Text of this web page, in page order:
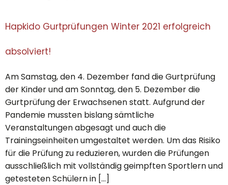
Hapkido Gurtprüfungen Winter 2021 erfolgreich
absolviert!
Am Samstag, den 4. Dezember fand die Gurtprüfung
der Kinder und am Sonntag, den 5. Dezember die
Gurtprüfung der Erwachsenen statt. Aufgrund der
Pandemie mussten bislang sämtliche
Veranstaltungen abgesagt und auch die
Trainingseinheiten umgestaltet werden. Um das Risiko
für die Prüfung zu reduzieren, wurden die Prüfungen
ausschließlich mit vollständig geimpften Sportlern und
getesteten Schülern in […]